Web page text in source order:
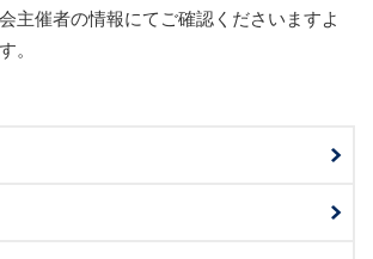
主催者の情報にてご確認くださいますよ
。